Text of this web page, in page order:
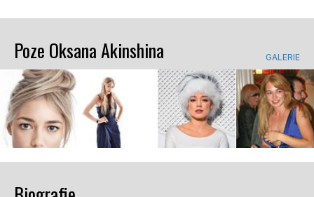
Poze Oksana Akinshina GALERIE